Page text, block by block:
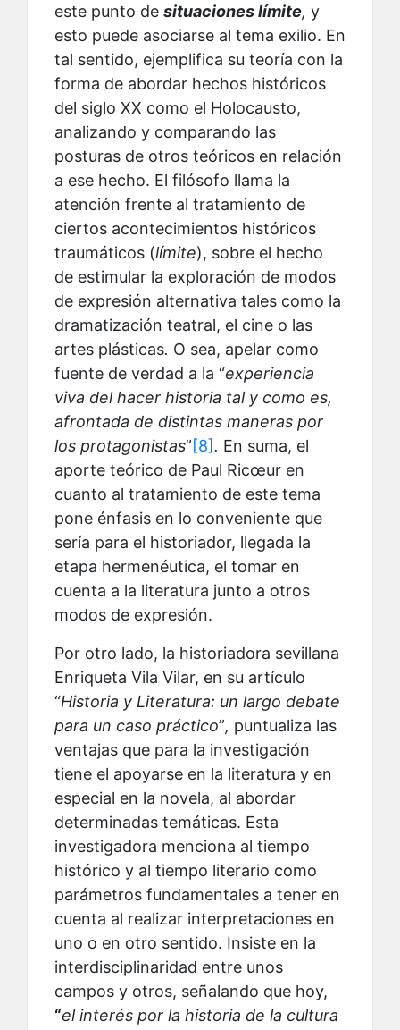
este punto de situaciones límite, y
esto puede asociarse al tema exilio. En
tal sentido, ejemplifica su teoría con la
forma de abordar hechos históricos
del siglo XX como el Holocausto,
analizando y comparando las
posturas de otros teóricos en relación
a ese hecho. El filósofo llama la
atención frente al tratamiento de
ciertos acontecimientos históricos
traumáticos (límite), sobre el hecho
de estimular la exploración de modos
de expresión alternativa tales como la
dramatización teatral, el cine o las
artes plásticas. O sea, apelar como
fuente de verdad a la “experiencia
viva del hacer historia tal y como es,
afrontada de distintas maneras por
los protagonistas”[8]. En suma, el
aporte teórico de Paul Ricœur en
cuanto al tratamiento de este tema
pone énfasis en lo conveniente que
sería para el historiador, llegada la
etapa hermenéutica, el tomar en
cuenta a la literatura junto a otros
modos de expresión.
Por otro lado, la historiadora sevillana
Enriqueta Vila Vilar, en su artículo
“Historia y Literatura: un largo debate
para un caso práctico”, puntualiza las
ventajas que para la investigación
tiene el apoyarse en la literatura y en
especial en la novela, al abordar
determinadas temáticas. Esta
investigadora menciona al tiempo
histórico y al tiempo literario como
parámetros fundamentales a tener en
cuenta al realizar interpretaciones en
uno o en otro sentido. Insiste en la
interdisciplinaridad entre unos
campos y otros, señalando que hoy,
“el interés por la historia de la cultura